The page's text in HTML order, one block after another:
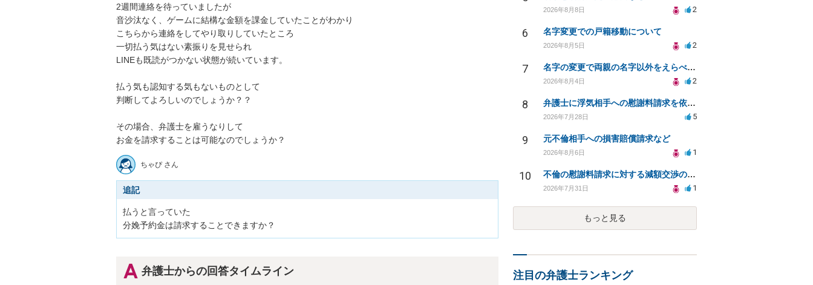
2週間連絡を待っていましたが
音沙汰なく、ゲームに結構な金額を課金していたことがわかり
こちらから連絡をしてやり取りしていたところ
一切払う気はない素振りを見せられ
LINEも既読がつかない状態が続いています。
払う気も認知する気もないものとして
判断してよろしいのでしょうか？？
その場合、弁護士を雇うなりして
ちゃぴ さん
追記
払うと言っていた
分娩予約金は請求することできますか？
弁護士からの回答タイムライン
2026年8月8日 2
6 名字変更での戸籍移動について
2026年8月5日 2
7 名字の変更で両親の名字以外をえらべるのか？
2026年8月4日 2
8 弁護士に浮気相手への慰謝料請求を依頼する費用相場は？
2026年7月28日 5
9 元不倫相手への損害賠償請求など
2026年8月6日 1
10 不倫の慰謝料請求に対する減額交渉の可能性と対策
2026年7月31日 1
もっと見る
注目の弁護士ランキング